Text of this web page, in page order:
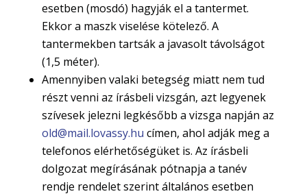
esetben (mosdó) hagyják el a tantermet.
Ekkor a maszk viselése kötelező. A
tantermekben tartsák a javasolt távolságot
(1,5 méter).
Amennyiben valaki betegség miatt nem tud
részt venni az írásbeli vizsgán, azt legyenek
szívesek jelezni legkésőbb a vizsga napján az
old@mail.lovassy.hu címen, ahol adják meg a
telefonos elérhetőségüket is. Az írásbeli
dolgozat megírásának pótnapja a tanév
rendje rendelet szerint általános esetben